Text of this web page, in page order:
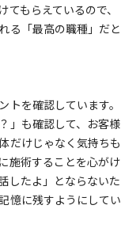
もらえているので、
る「最高の職種」だと
を確認しています。
」も確認して、お客様
だけじゃなく気持ちも
施術することを心がけ
したよ」とならないた
憶に残すようにしてい